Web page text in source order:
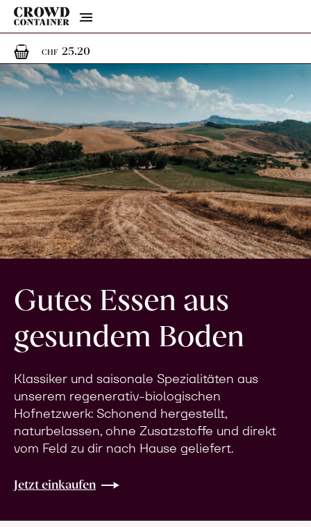
Menu
CHF 25.201 Artikel im Warenkorb
Gutes Essen aus
gesundem Boden
Klassiker und saisonale Spezialitäten aus
unserem regenerativ-biologischen
Hofnetzwerk: Schonend hergestellt,
naturbelassen, ohne Zusatzstoffe und direkt
vom Feld zu dir nach Hause geliefert.
Jetzt einkaufen